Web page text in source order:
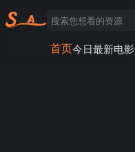
首页今日最新电影